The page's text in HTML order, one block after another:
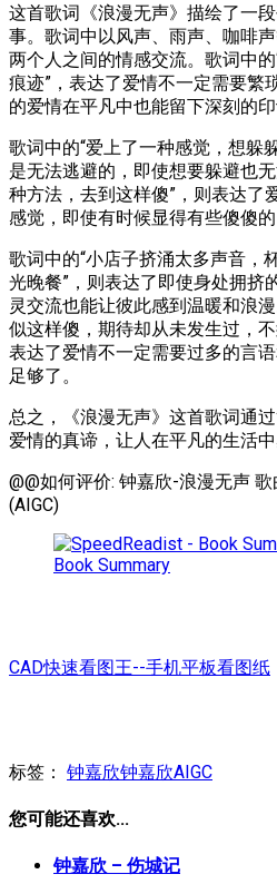
这首歌词《浪漫无声》描绘了一
事。歌词中以风声、雨声、咖啡
两个人之间的情感交流。歌词中
痕迹”，表达了爱情不一定需要繁
的爱情在平凡中也能留下深刻的印
歌词中的“爱上了一种感觉，想躲
是无法逃避的，即使想要躲避也
种方法，去到这样傻”，则表达了
感觉，即使有时候显得有些傻傻
歌词中的“小店子挤涌太多声音，
光晚餐”，则表达了即使身处拥挤
灵交流也能让彼此感到温暖和浪
似这样傻，期待却从未发生过，
表达了爱情不一定需要过多的言
足够了。
总之，《浪漫无声》这首歌词通
爱情的真谛，让人在平凡的生活
@@如何评价: 钟嘉欣-浪漫无声
(AIGC)
Book Summary
CAD快速看图王--手机平板看图纸
标签： 钟嘉欣钟嘉欣AIGC
您可能还喜欢...
钟嘉欣 – 伤城记